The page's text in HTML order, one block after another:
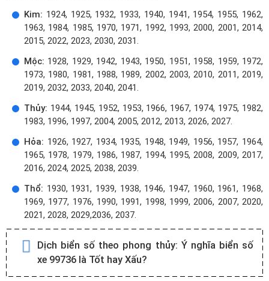
Kim: 1924, 1925, 1932, 1933, 1940, 1941, 1954, 1955, 1962,
1963, 1984, 1985, 1970, 1971, 1992, 1993, 2000, 2001, 2014,
2015, 2022, 2023, 2030, 2031.
Mộc: 1928, 1929, 1942, 1943, 1950, 1951, 1958, 1959, 1972,
1973, 1980, 1981, 1988, 1989, 2002, 2003, 2010, 2011, 2019,
2019, 2032, 2033, 2040, 2041.
Thủy: 1944, 1945, 1952, 1953, 1966, 1967, 1974, 1975, 1982,
1983, 1996, 1997, 2004, 2005, 2012, 2013, 2026, 2027.
Hỏa: 1926, 1927, 1934, 1935, 1948, 1949, 1956, 1957, 1964,
1965, 1978, 1979, 1986, 1987, 1994, 1995, 2008, 2009, 2017,
2016, 2024, 2025, 2038, 2039.
Thổ: 1930, 1931, 1939, 1938, 1946, 1947, 1960, 1961, 1968,
1969, 1977, 1976, 1990, 1991, 1998, 1999, 2006, 2007, 2020,
2021, 2028, 2029,2036, 2037.
Dịch biển số theo phong thủy: Ý nghĩa biển số
xe 99736 là Tốt hay Xấu?